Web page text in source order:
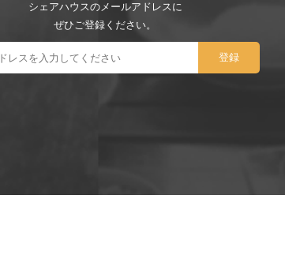
シェアハウスのメールアドレスに
ぜひご登録ください。